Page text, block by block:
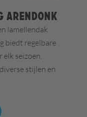
Arendonk
lamellendak
biedt regelbare
seizoen.
stijlen en